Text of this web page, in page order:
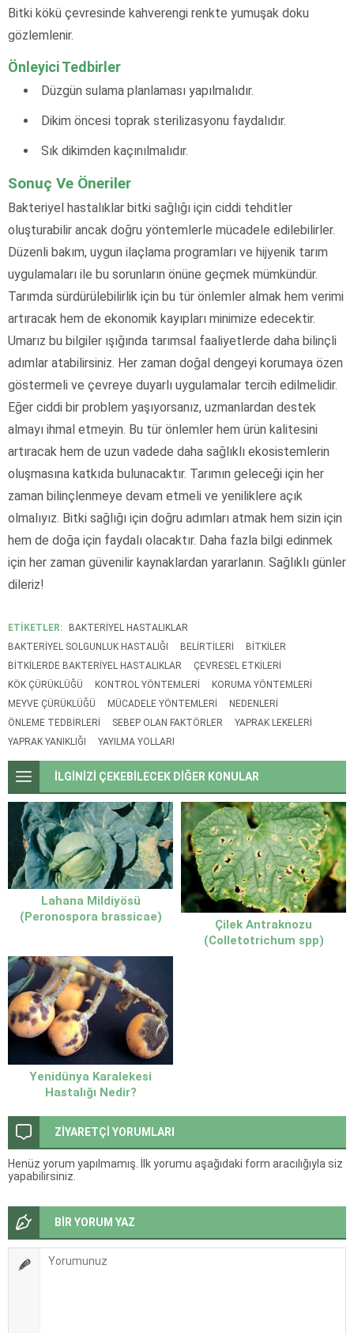
Bitki kökü çevresinde kahverengi renkte yumuşak doku
gözlemlenir.
Önleyici Tedbirler
Düzgün sulama planlaması yapılmalıdır.
Dikim öncesi toprak sterilizasyonu faydalıdır.
Sık dikimden kaçınılmalıdır.
Sonuç Ve Öneriler
Bakteriyel hastalıklar bitki sağlığı için ciddi tehditler
oluşturabilir ancak doğru yöntemlerle mücadele edilebilirler.
Düzenli bakım, uygun ilaçlama programları ve hijyenik tarım
uygulamaları ile bu sorunların önüne geçmek mümkündür.
Tarımda sürdürülebilirlik için bu tür önlemler almak hem verimi
artıracak hem de ekonomik kayıpları minimize edecektir.
Umarız bu bilgiler ışığında tarımsal faaliyetlerde daha bilinçli
adımlar atabilirsiniz. Her zaman doğal dengeyi korumaya özen
göstermeli ve çevreye duyarlı uygulamalar tercih edilmelidir.
Eğer ciddi bir problem yaşıyorsanız, uzmanlardan destek
almayı ihmal etmeyin. Bu tür önlemler hem ürün kalitesini
artıracak hem de uzun vadede daha sağlıklı ekosistemlerin
oluşmasına katkıda bulunacaktır. Tarımın geleceği için her
zaman bilinçlenmeye devam etmeli ve yeniliklere açık
olmalıyız. Bitki sağlığı için doğru adımları atmak hem sizin için
hem de doğa için faydalı olacaktır. Daha fazla bilgi edinmek
için her zaman güvenilir kaynaklardan yararlanın. Sağlıklı günler
dileriz!
ETİKETLER:
BAKTERIYEL HASTALIKLAR
BAKTERIYEL SOLGUNLUK HASTALIĞI
BELIRTILERI
BITKILER
BITKILERDE BAKTERIYEL HASTALIKLAR
ÇEVRESEL ETKILERI
KÖK ÇÜRÜKLÜĞÜ
KONTROL YÖNTEMLERI
KORUMA YÖNTEMLERI
MEYVE ÇÜRÜKLÜĞÜ
MÜCADELE YÖNTEMLERI
NEDENLERI
ÖNLEME TEDBIRLERI
SEBEP OLAN FAKTÖRLER
YAPRAK LEKELERI
YAPRAK YANIKLIĞI
YAYILMA YOLLARI
İLGİNİZİ ÇEKEBİLECEK DİĞER KONULAR
Lahana Mildiyösü
(Peronospora brassicae)
Çilek Antraknozu
(Colletotrichum spp)
Yenidünya Karalekesi
Hastalığı Nedir?
ZİYARETÇİ YORUMLARI
Henüz yorum yapılmamış. İlk yorumu aşağıdaki form aracılığıyla siz
yapabilirsiniz.
BİR YORUM YAZ